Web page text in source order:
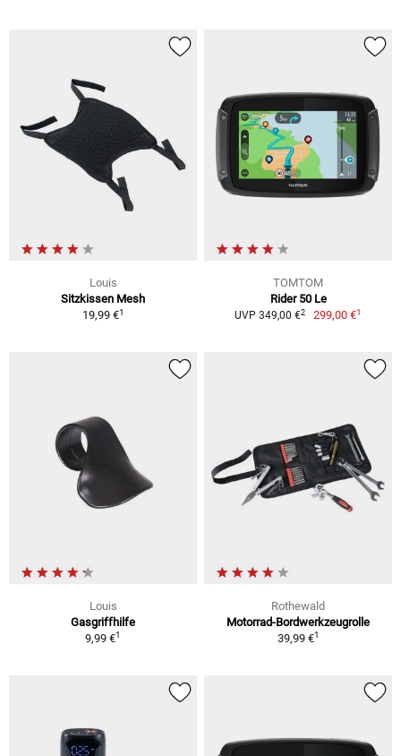
Louis
Sitzkissen Mesh
19,99 €1
TOMTOM
Rider 50 Le
UVP 349,00 €2 299,00 €1
Louis
Gasgriffhilfe
9,99 €1
Rothewald
Motorrad-Bordwerkzeugrolle
39,99 €1